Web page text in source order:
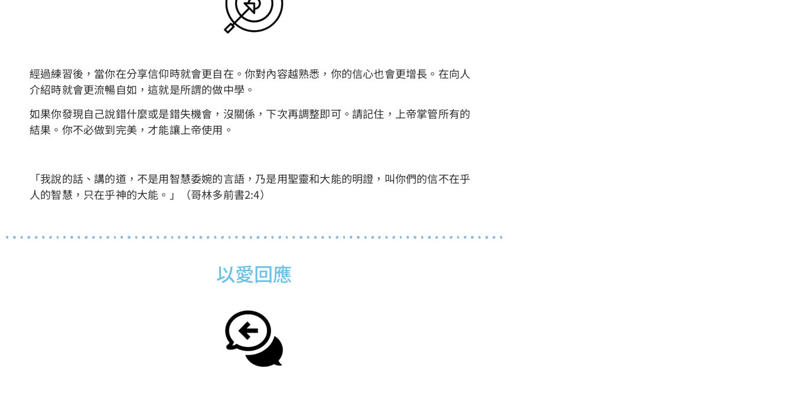
經過練習後，當你在分享信仰時就會更自在。你對內容越熟悉，你的信心也會更增長。在向人
介紹時就會更流暢自如，這就是所謂的做中學。
如果你發現自己說錯什麼或是錯失機會，沒關係，下次再調整即可。請記住，上帝掌管所有的
結果。你不必做到完美，才能讓上帝使用。
「我說的話、講的道，不是用智慧委婉的言語，乃是用聖靈和大能的明證，叫你們的信不在乎
人的智慧，只在乎神的大能。 」（哥林多前書2:4）
以愛回應